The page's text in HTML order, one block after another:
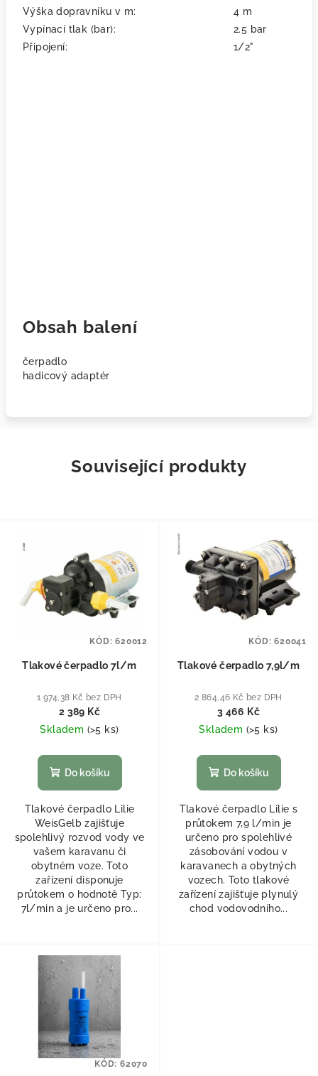
Výška dopravníku v m:
4 m
Vypínací tlak (bar):
2.5 bar
Připojení:
1/2"
Obsah balení
čerpadlo
hadicový adaptér
Související produkty
Tlakové čerpadlo 7l/m
1 974,38 Kč bez DPH
2 389 Kč
Skladem (>5 ks)
Do košíku
Tlakové čerpadlo Lilie
WeisGelb zajišťuje
spolehlivý rozvod vody ve
vašem karavanu či
obytném voze. Toto
zařízení disponuje
průtokem o hodnotě Typ:
7l/min a je určeno pro...
KÓD:620012
Tlakové čerpadlo 7,9l/m
2 864,46 Kč bez DPH
3 466 Kč
Skladem (>5 ks)
Do košíku
Tlakové čerpadlo Lilie s
průtokem 7,9 l/min je
určeno pro spolehlivé
zásobování vodou v
karavanech a obytných
vozech. Toto tlakové
zařízení zajišťuje plynulý
chod vodovodního...
KÓD:620041
KÓD: 62070